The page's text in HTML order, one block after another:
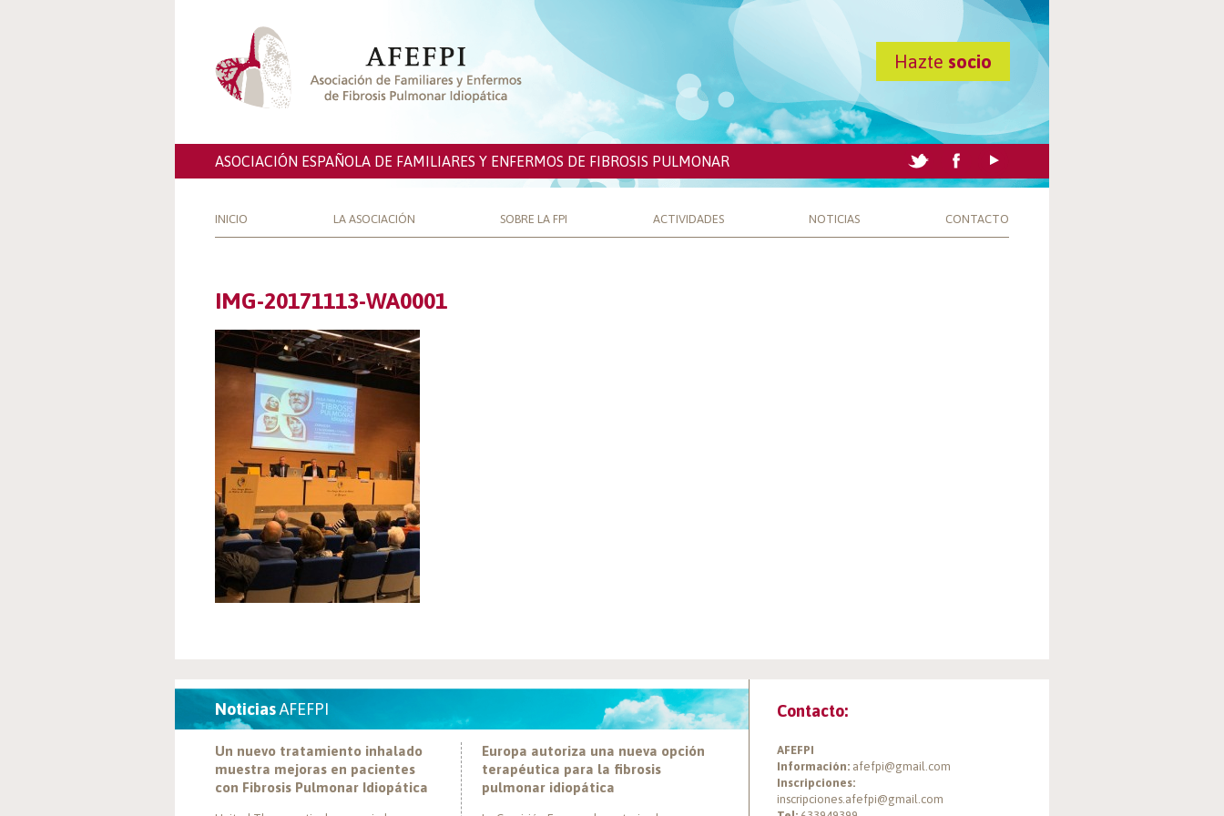
Hazte socio
ASOCIACIÓN ESPAÑOLA DE FAMILIARES Y ENFERMOS DE FIBROSIS PULMONAR
INICIO LA ASOCIACIÓN SOBRE LA FPI ACTIVIDADES NOTICIAS CONTACTO
IMG-20171113-WA0001
NoticiasAFEFPI
Un nuevo tratamiento inhalado
muestra mejoras en pacientes
con Fibrosis Pulmonar Idiopática
Europa autoriza una nueva opción
terapéutica para la fibrosis
pulmonar idiopática
Contacto:
AFEFPI
Información: afefpi@gmail.com
Inscripciones:
inscripciones.afefpi@gmail.com